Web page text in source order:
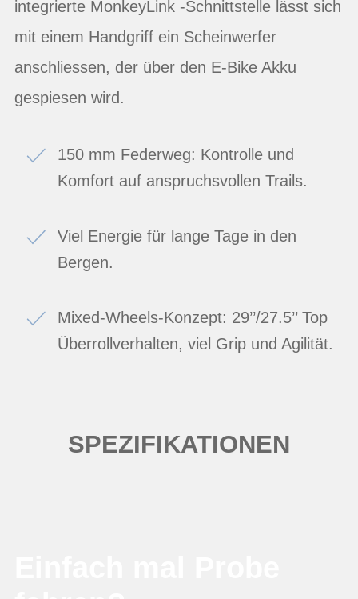
integrierte MonkeyLink -Schnittstelle lässt sich
mit einem Handgriff ein Scheinwerfer
anschliessen, der über den E-Bike Akku
gespiesen wird.
150 mm Federweg: Kontrolle und
Komfort auf anspruchsvollen Trails.
Viel Energie für lange Tage in den
Bergen.
Mixed-Wheels-Konzept: 29’’/27.5’’ Top
Überrollverhalten, viel Grip und Agilität.
SPEZIFIKATIONEN